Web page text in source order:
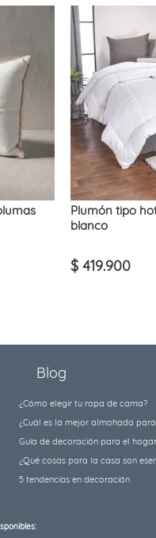
Plumón tipo
blanco
$ 419.900
Blog
¿Cómo elegir tu ropa de cama?
¿Cuál es la mejor almohada
Guía de decoración para el hogar
¿Qué cosas para la casa son
5 tendencias en decoración